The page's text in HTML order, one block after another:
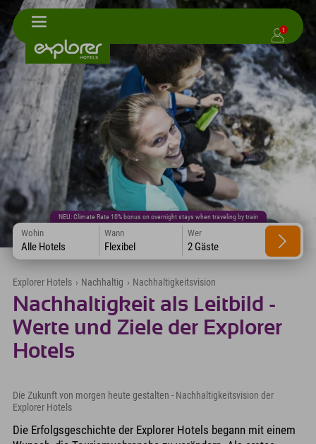
1
NEU: Climate Rate 10% bonus on overnight stays when traveling by train
Wohin
Alle Hotels
Wann
Flexibel
Wer
2 Gäste
Explorer Hotels › Nachhaltig › Nachhaltigkeitsvision
Nachhaltigkeit als Leitbild -
Werte und Ziele der Explorer
Hotels
Die Zukunft von morgen heute gestalten - Nachhaltigkeitsvision der
Explorer Hotels
D ie Erfolgsgeschichte der Explorer Hotels begann mit einem